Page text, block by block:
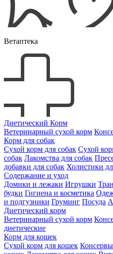
Ветаптека
Диетический Корм
Ветеринарный сухой корм
Корм для собак
Сухой корм для собак Сухой
собак Лакомства для собак
добавки для собак Холистики
Содержание и уход
Домики и лежаки Игрушки
будки Гигиена и косметика
и подгузники Груминг Посуда
Диетический корм
Ветеринарный сухой корм
диетические
Корм для кошек
Сухой корм для кошек